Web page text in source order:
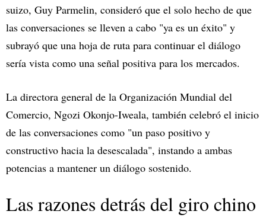
suizo, Guy Parmelin, consideró que el solo hecho de que
las conversaciones se lleven a cabo "ya es un éxito" y
subrayó que una hoja de ruta para continuar el diálogo
sería vista como una señal positiva para los mercados.
La directora general de la Organización Mundial del
Comercio, Ngozi Okonjo-Iweala, también celebró el inicio
de las conversaciones como "un paso positivo y
constructivo hacia la desescalada", instando a ambas
potencias a mantener un diálogo sostenido.
Las razones detrás del giro chino